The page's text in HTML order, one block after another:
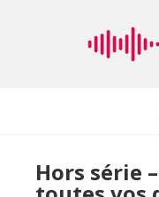
Hors série